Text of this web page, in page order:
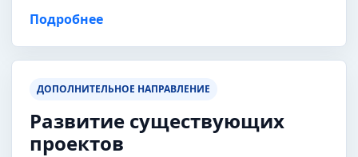
Подробнее
ДОПОЛНИТЕЛЬНОЕ НАПРАВЛЕНИЕ
Развитие существующих
проектов